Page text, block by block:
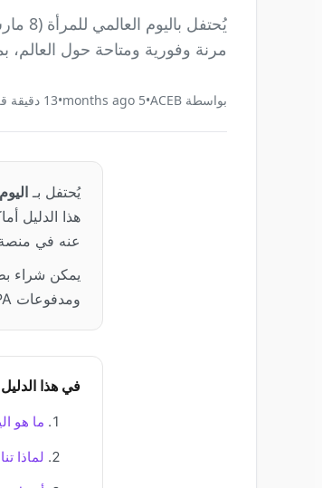
مرنة وفورية ومتاحة حول العالم،
بواسطة ACEB
•
5 months ago
•
13 دقيقة
يُحتفل بـ
هذا الدليل
عنه في
يمكن شراء
ومدفوعات SEPA البنكية، مع التسليم عبر البريد الإلكتروني مباشرة بعد الشراء.
في هذا
ما هو
لماذا